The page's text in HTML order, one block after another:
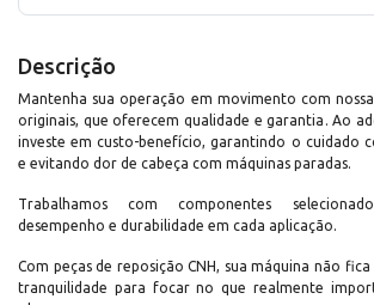
Descrição
Mantenha sua operação em movimento com
originais, que oferecem qualidade e garantia. Ao
investe em custo-benefício, garantindo o cuidado
e evitando dor de cabeça com máquinas paradas.
Trabalhamos com componentes
desempenho e durabilidade em cada aplicação.
Com peças de reposição CNH, sua máquina não
tranquilidade para focar no que realmente